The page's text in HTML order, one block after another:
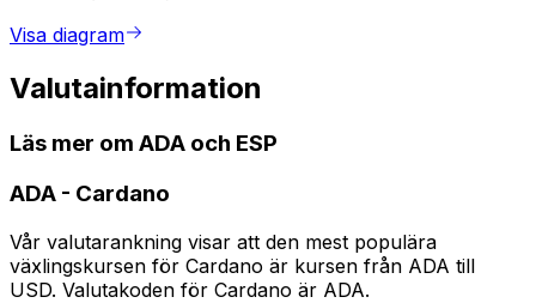
Visa diagram
Valutainformation
Läs mer om ADA och ESP
ADA - Cardano
Vår valutarankning visar att den mest populära
växlingskursen för Cardano är kursen från ADA till
USD. Valutakoden för Cardano är ADA.